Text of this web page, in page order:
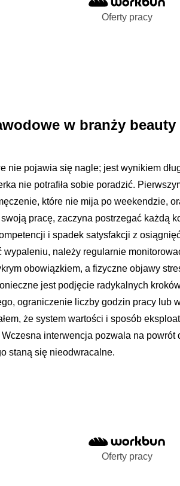
Oferty pracy
w branży
nie pojawia się nagle; jest wynikiem
nie potrafiła sobie poradzić.
które nie mija po weekendzie,
swoją pracę, zaczyna postrzegać każdą
i spadek satysfakcji z
wypaleniu, należy regularnie
obowiązkiem, a fizyczne objawy
jest podjęcie radykalnych
ograniczenie liczby godzin pracy lub
że system wartości i sposób
interwencja pozwala na
staną się nieodwracalne.
Oferty pracy